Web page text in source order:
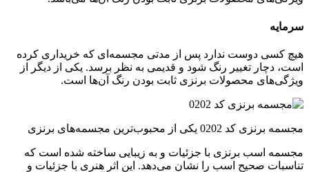
سرمایه
هیچ کسی دوست ندارد پس از مدتی مجسمه‌ای که خریداری کرده
است، دچار تغییر رنگ شود و قدیمی ‌به نظر برسد. یکی از دیگر از
ویژگی‌های محصولات برنزی ثابت بودن رنگ آن‌ها است.
مجسمه برنزی کد 0202 یکی از محبوب‌ترین مجسمه‌های برنزی
مجسمه اسب برنزی با جزئیات و به زیبایی ساخته شده است که
تناسبات صحیح اسب را نشان می‌دهد. این اثر هنری با جزئیات و